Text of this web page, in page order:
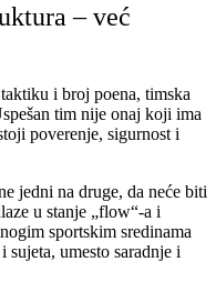
– već
i broj poena, timska
tim nije onaj koji ima
poverenje, sigurnost i
jedni na druge, da neće biti
u stanje „flow“-a i
sportskim sredinama
umesto saradnje i